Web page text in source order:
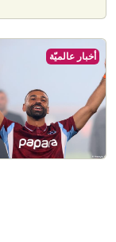
أخبار عالميّة